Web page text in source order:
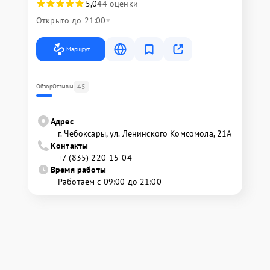
5,044 оценки
Открыто до 21:00
Маршрут
ОбзорОтзывы 45
Адрес
г. Чебоксары, ул. Ленинского Комсомола, 21А
Контакты
+7 (835) 220-15-04
Время работы
Работаем с 09:00 до 21:00